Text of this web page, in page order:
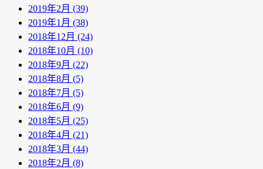
2019年2月 (39)
2019年1月 (38)
2018年12月 (24)
2018年10月 (10)
2018年9月 (22)
2018年8月 (5)
2018年7月 (5)
2018年6月 (9)
2018年5月 (25)
2018年4月 (21)
2018年3月 (44)
2018年2月 (8)